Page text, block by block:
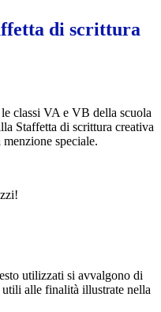
di scrittura
classi VA e VB della scuola
Staffetta di scrittura creativa
speciale.
utilizzati si avvalgono di
alle finalità illustrate nella